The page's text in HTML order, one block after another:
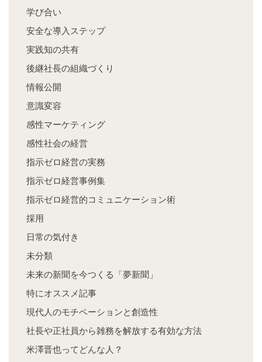
学び合い
安全な導入ステップ
実践知の共有
後継社長の組織づくり
情報公開
意識変容
感性マーケティング
感性社会の経営
指示ゼロ経営の実務
指示ゼロ経営事例集
指示ゼロ経営的コミュニケーション術
採用
日常の気付き
未分類
未来の新聞を今つくる「夢新聞」
特にオススメ記事
現代人のモチベーションと創造性
社長や正社員から雑務を解放する有効な方法
米澤晋也ってどんな人？